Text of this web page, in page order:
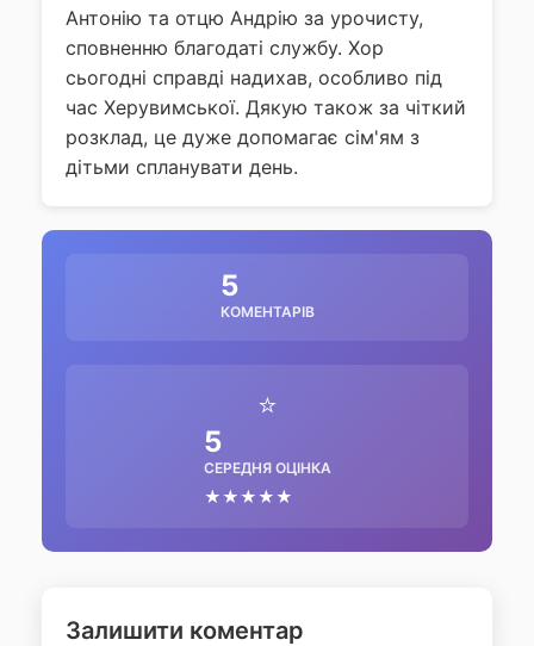
Антонію та отцю Андрію за урочисту,
сповненню благодаті службу. Хор
сьогодні справді надихав, особливо під
час Херувимської. Дякую також за чіткий
розклад, це дуже допомагає сім'ям з
дітьми спланувати день.
5
КОМЕНТАРІВ
⭐
5
СЕРЕДНЯ ОЦІНКА
★★★★★
Залишити коментар